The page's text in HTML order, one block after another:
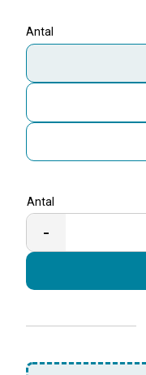
Antal
Antal
-